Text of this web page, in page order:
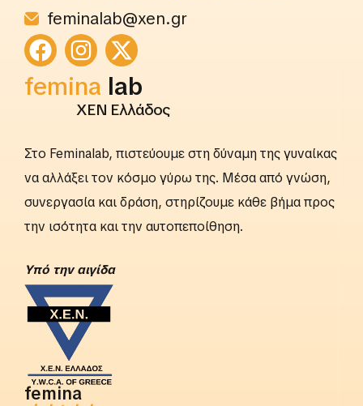
feminalab@xen.gr
femina lab
ΧΕΝ Ελλάδος
Στο Feminalab, πιστεύουμε στη δύναμη της γυναίκας
να αλλάξει τον κόσμο γύρω της. Μέσα από γνώση,
συνεργασία και δράση, στηρίζουμε κάθε βήμα προς
την ισότητα και την αυτοπεποίθηση.
Yπό την αιγίδα
femina